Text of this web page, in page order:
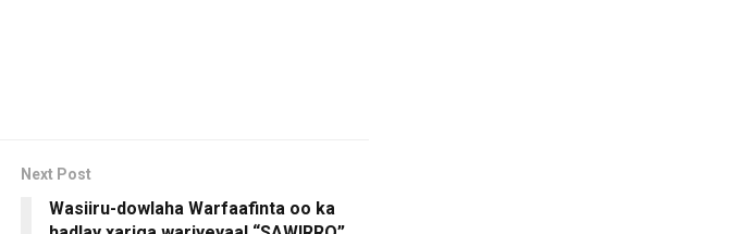
Next Post
Wasiiru-dowlaha Warfaafinta oo ka